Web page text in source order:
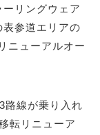
リングウェア
参道エリアの
ニューアルオー
路線が乗り入れ
転リニューア